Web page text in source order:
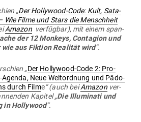
„Der Hol­lywood-Code: Kult, Sata­
Wie Filme und Stars die Menschheit
Amazonver­fügbar), mit einem span­
der 12 Monkeys, Con­tagion und
wie aus Fiktion Rea­lität wird“.
„Der Hol­lywood-Code 2: Pro­
Agenda, Neue Welt­ordnung und Pädo­
durch Filme“ (auch beiAmazonver­
Kapitel „Die Illu­minati und
in Hol­lywood“.